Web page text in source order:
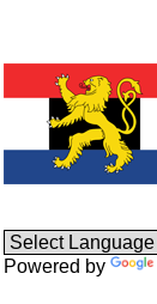
Powered by